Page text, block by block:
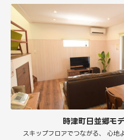
時津町日並郷モ
スキップフロアでつながる、 心地